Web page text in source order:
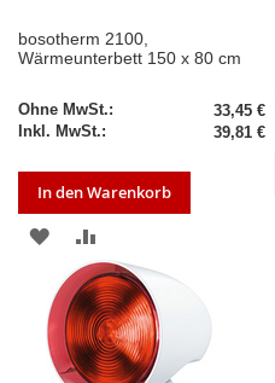
bosotherm 2100,
Wärmeunterbett 150 x 80 cm
33,45 €
39,81 €
In den Warenkorb
ZUR
WUNSCHLISTE
HINZUFÜGEN
VERGLEICHSLISTE
HINZUFÜGEN